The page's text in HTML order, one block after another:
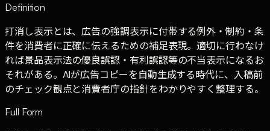
Definition
打消し表示とは、広告の強調表示に付帯する例外・制約・条
件を消費者に正確に伝えるための補足表現。適切に行わなけ
れば景品表示法の優良誤認・有利誤認等の不当表示になるお
それがある。AIが広告コピーを自動生成する時代に、入稿前
のチェック観点と消費者庁の指針をわかりやすく整理する。
Full Form